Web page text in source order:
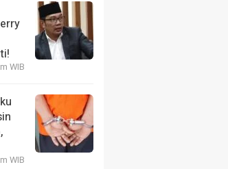
WIB
WIB